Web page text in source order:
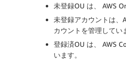
未登録OU は、 AWS
未登録アカウントは、
カウントを管理してい
登録済OU は、 AWS
います。